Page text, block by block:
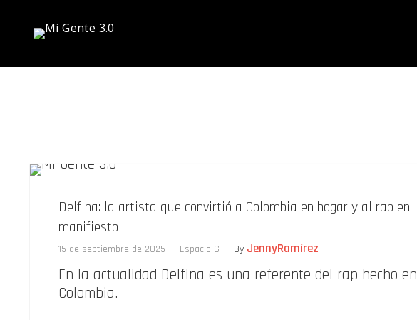
Delfina: la artista que convirtió a Colombia en hogar y al rap en
manifiesto
15 de septiembre de 2025 Espacio G By JennyRamírez
En la actualidad Delfina es una referente del rap hecho en
Colombia.